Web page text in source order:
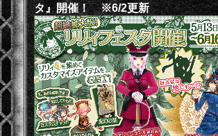
タ』開催！ ※6/2更新